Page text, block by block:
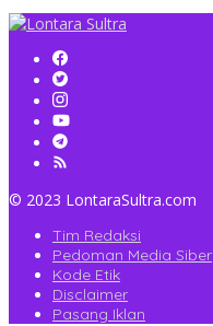
© 2023 LontaraSultra.com
Tim Redaksi
Pedoman Media Siber
Kode Etik
Disclaimer
Pasang Iklan